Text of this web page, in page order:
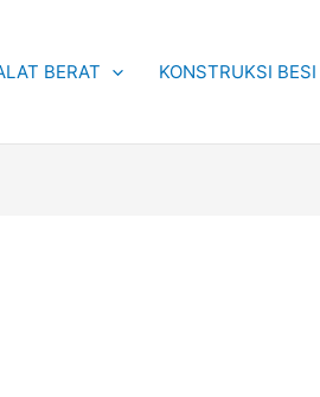
BERAT KONSTRUKSI BESI